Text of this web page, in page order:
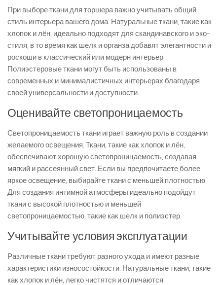
При выборе ткани для торшера важно учитывать общий
стиль интерьера вашего дома. Натуральные ткани, такие как
хлопок и лён, идеально подходят для скандинавского и эко-
стиля, в то время как шелк и органза добавят элегантности и
роскоши в классический или модерн интерьер.
Полиэстеровые ткани могут быть использованы в
современных и минималистичных интерьерах благодаря
своей универсальности и доступности.
Оценивайте светопроницаемость
Светопроницаемость ткани играет важную роль в создании
желаемого освещения. Ткани, такие как хлопок и лён,
обеспечивают хорошую светопроницаемость, создавая
мягкий и рассеянный свет. Если вы предпочитаете более
яркое освещение, выбирайте ткани с меньшей плотностью.
Для создания интимной атмосферы идеально подойдут
ткани с высокой плотностью и меньшей
светопроницаемостью, такие как шелк и полиэстер.
Учитывайте условия эксплуатации
Различные ткани требуют разного ухода и имеют разные
характеристики износостойкости. Натуральные ткани, такие
как хлопок и лён, легко чистятся и отличаются